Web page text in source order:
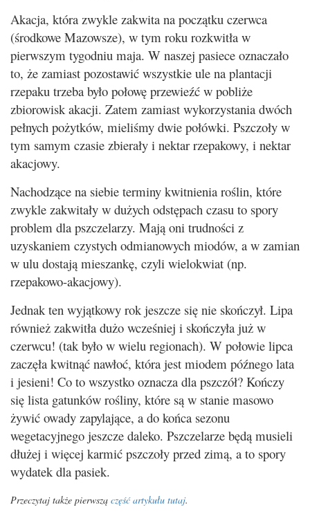
Akacja, która zwykle zakwita na początku czerwca
(środkowe Mazowsze), w tym roku rozkwitła w
pierwszym tygodniu maja. W naszej pasiece oznaczało
to, że zamiast pozostawić wszystkie ule na plantacji
rzepaku trzeba było połowę przewieźć w pobliże
zbiorowisk akacji. Zatem zamiast wykorzystania dwóch
pełnych pożytków, mieliśmy dwie połówki. Pszczoły w
tym samym czasie zbierały i nektar rzepakowy, i nektar
akacjowy.
Nachodzące na siebie terminy kwitnienia roślin, które
zwykle zakwitały w dużych odstępach czasu to spory
problem dla pszczelarzy. Mają oni trudności z
uzyskaniem czystych odmianowych miodów, a w zamian
w ulu dostają mieszankę, czyli wielokwiat (np.
rzepakowo-akacjowy).
Jednak ten wyjątkowy rok jeszcze się nie skończył. Lipa
również zakwitła dużo wcześniej i skończyła już w
czerwcu! (tak było w wielu regionach). W połowie lipca
zaczęła kwitnąć nawłoć, która jest miodem późnego lata
i jesieni! Co to wszystko oznacza dla pszczół? Kończy
się lista gatunków rośliny, które są w stanie masowo
żywić owady zapylające, a do końca sezonu
wegetacyjnego jeszcze daleko. Pszczelarze będą musieli
dłużej i więcej karmić pszczoły przed zimą, a to spory
wydatek dla pasiek.
Przeczytaj także pierwszą część artykułu tutaj.